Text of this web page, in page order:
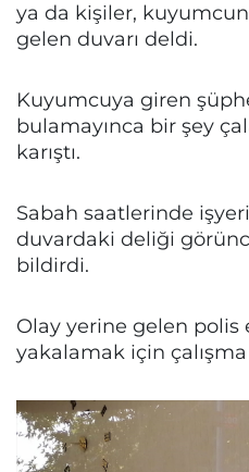
ya da kişiler,
gelen duvarı deldi.
Kuyumcuya giren
bulamayınca bir şey
karıştı.
Sabah saatlerinde
duvardaki deliği
bildirdi.
Olay yerine gelen polis
yakalamak için çalışma